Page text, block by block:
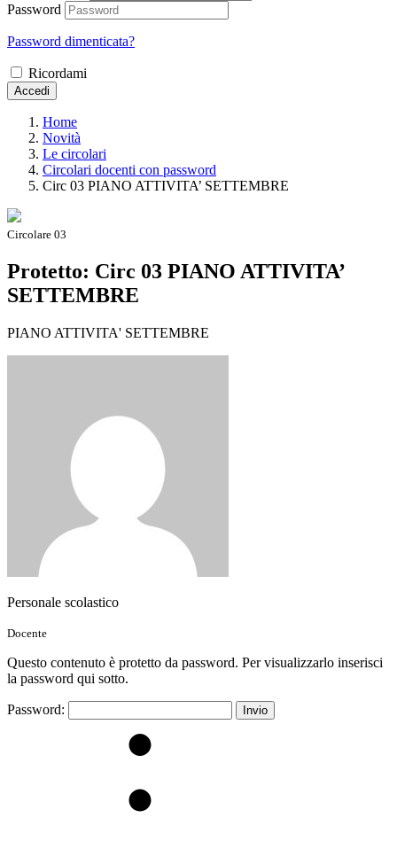
Password
Password dimenticata?
Ricordami
Accedi
Home
Novità
Le circolari
Circolari docenti con password
Circ 03 PIANO ATTIVITA’ SETTEMBRE
Circolare 03
Protetto: Circ 03 PIANO ATTIVITA’
SETTEMBRE
PIANO ATTIVITA' SETTEMBRE
Personale scolastico
Docente
Questo contenuto è protetto da password. Per visualizzarlo inserisci
la password qui sotto.
Password: